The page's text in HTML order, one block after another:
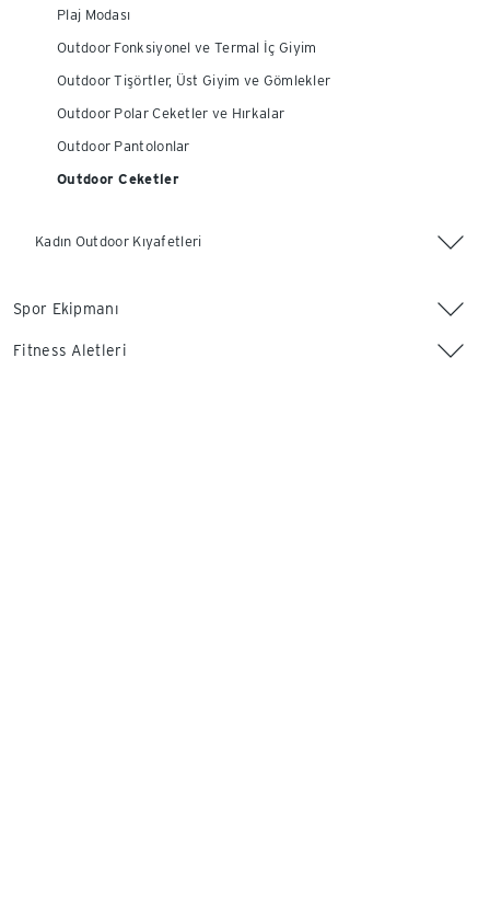
Plaj Modası
Outdoor Fonksiyonel ve Termal İç Giyim
Outdoor Tişörtler, Üst Giyim ve Gömlekler
Outdoor Polar Ceketler ve Hırkalar
Outdoor Pantolonlar
Outdoor Ceketler
Kadın Outdoor Kıyafetleri
Spor Ekipmanı
Fitness Aletleri